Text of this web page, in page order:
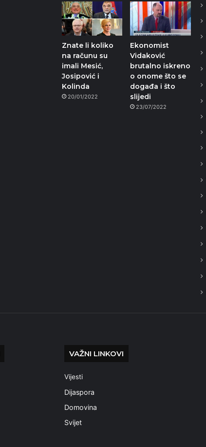
Znate li koliko
na računu su
imali Mesić,
Josipović i
Kolinda
20/01/2022
Ekonomist
Vidaković
brutalno iskreno
o onome što se
događa i što
slijedi
23/07/2022
VAŽNI LINKOVI
Vijesti
Dijaspora
Domovina
Svijet